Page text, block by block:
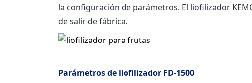
la configuración de parámetros. El liofilizador
de salir de fábrica.
Parámetros de liofilizador FD-1500